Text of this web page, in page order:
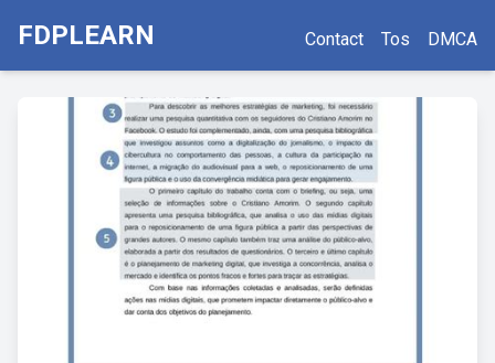
FDPLEARN Contact Tos DMCA